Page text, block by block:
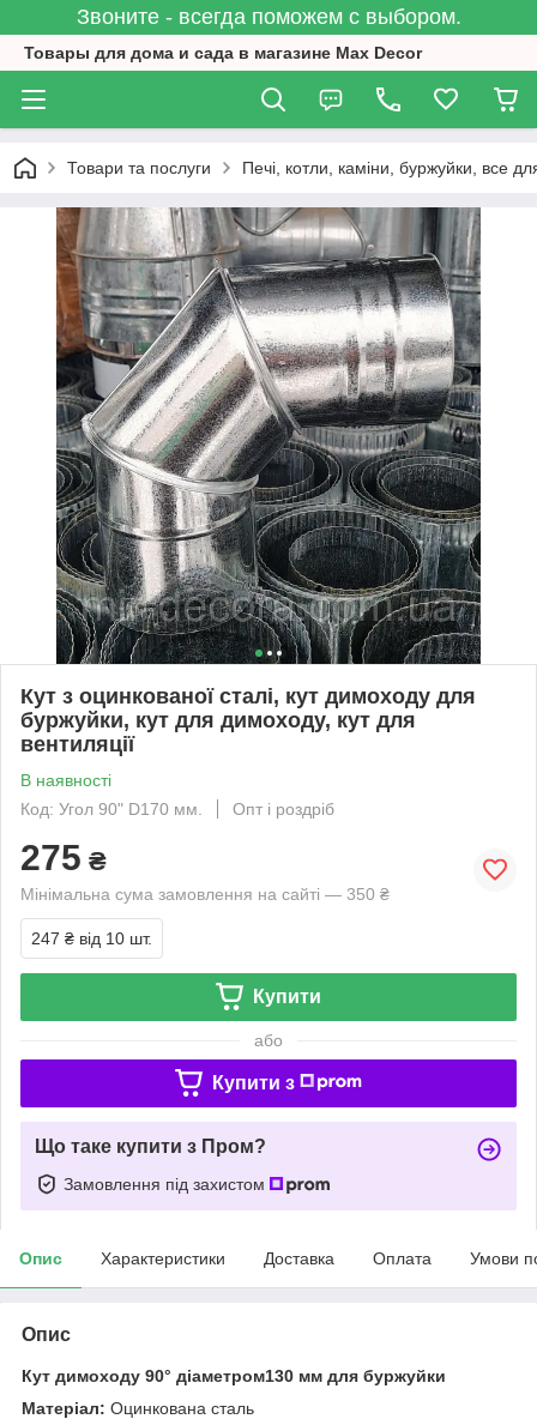
Звоните - всегда поможем с выбором.
Товары для дома и сада в магазине Max Decor
Товари та послуги Печі, котли, каміни, буржуйки, все
Кут з оцинкованої сталі, кут димоходу для
буржуйки, кут для димоходу, кут для
вентиляції
В наявності
Код: Угол 90" D170 мм.
Опт і роздріб
275 ₴
Мінімальна сума замовлення на сайті — 350 ₴
247 ₴ від 10 шт.
Купити
або
Купити з
Що таке купити з Пром?
Замовлення під захистом
Опис Характеристики Доставка Оплата Умови
Опис
Кут димоходу 90° діаметром130 мм для буржуйки
Матеріал: Оцинкована сталь